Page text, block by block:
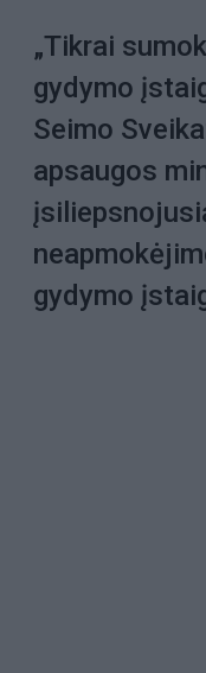
„Tikrai
gydymo
Seimo
apsaugos
gydymo